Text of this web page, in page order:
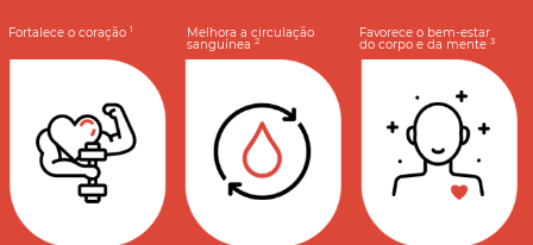
Fortalece o coração1 Melhora a circulação
sanguínea 2
Favorece o bem-estar
do corpo e da mente 3